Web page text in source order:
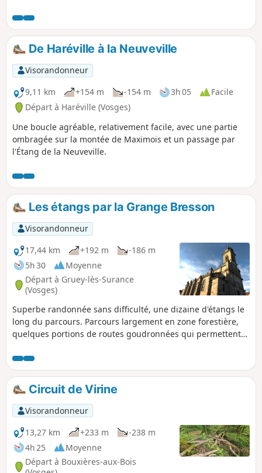
et pique-niquer. Parcours peu ombragé, attention en plein
soleil.
De Haréville à la Neuveville
Visorandonneur
9,11 km
+154 m -154 m 3h 05
Facile
Départ à Haréville (Vosges)
Une boucle agréable, relativement facile, avec une partie
ombragée sur la montée de Maximois et un passage par
l'Étang de la Neuveville.
Les étangs par la Grange Bresson
Visorandonneur
17,44 km
+192 m
-186 m
5h 30
Moyenne
Départ à Gruey-lès-Surance
(Vosges)
Superbe randonnée sans difficulté, une dizaine d'étangs le
long du parcours. Parcours largement en zone forestière,
quelques portions de routes goudronnées qui permettent
de la Vöge et des villages lorrains. Gruey-lès-Surance est
classé : village pittoresque de la Vôge. En période de chasse
renseignez-vous auprès des communes traversées.
Circuit de Virine
Visorandonneur
13,27 km
+233 m
-238 m
4h 25
Moyenne
Départ à Bouxières-aux-Bois